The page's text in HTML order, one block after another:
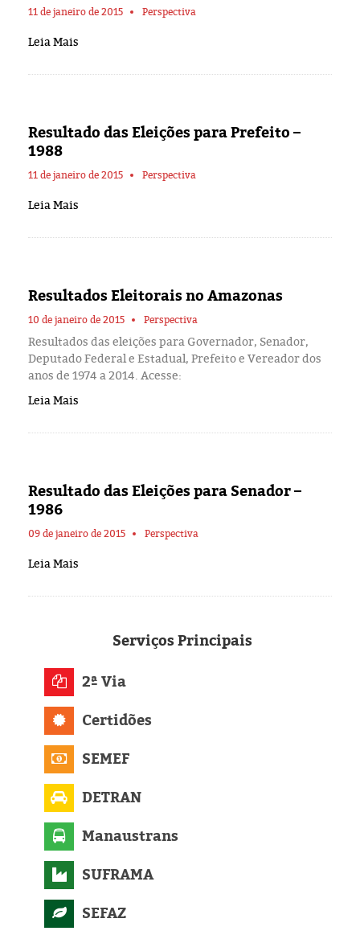
11 de janeiro de 2015 Perspectiva
Leia Mais
Resultado das Eleições para Prefeito –
1988
11 de janeiro de 2015 Perspectiva
Leia Mais
Resultados Eleitorais no Amazonas
10 de janeiro de 2015 Perspectiva
Resultados das eleições para Governador, Senador,
Deputado Federal e Estadual, Prefeito e Vereador dos
anos de 1974 a 2014. Acesse:
Leia Mais
Resultado das Eleições para Senador –
1986
09 de janeiro de 2015 Perspectiva
Leia Mais
ServiçosPrincipais
2ª Via
Certidões
SEMEF
DETRAN
Manaustrans
SUFRAMA
SEFAZ